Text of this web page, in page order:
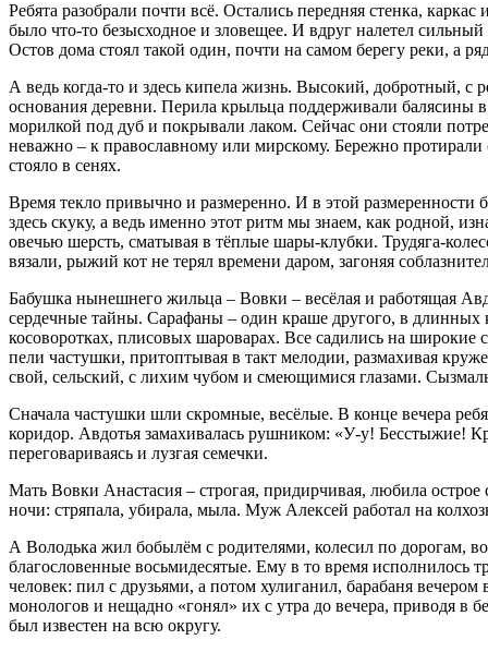
Ребята разобрали почти всё. Остались передняя стенка,
было что-то безысходное и зловещее. И вдруг налетел сильный
Остов дома стоял такой один, почти на самом берегу реки, а
А ведь когда-то и здесь кипела жизнь. Высокий, добротный,
основания деревни. Перила крыльца поддерживали балясины
морилкой под дуб и покрывали лаком. Сейчас они стояли
неважно – к православному или мирскому. Бережно
стояло в сенях.
Время текло привычно и размеренно. И в этой размеренности
здесь скуку, а ведь именно этот ритм мы знаем, как родной,
овечью шерсть, сматывая в тёплые шары-клубки. Трудяга-
вязали, рыжий кот не терял времени даром, загоняя
Бабушка нынешнего жильца – Вовки – весёлая и работящая
сердечные тайны. Сарафаны – один краше другого, в
косоворотках, плисовых шароварах. Все садились на
пели частушки, притоптывая в такт мелодии, размахивая
свой, сельский, с лихим чубом и смеющимися глазами.
Сначала частушки шли скромные, весёлые. В конце вечера
коридор. Авдотья замахивалась рушником: «У-у! Бесстыжие!
переговариваясь и лузгая семечки.
Мать Вовки Анастасия – строгая, придирчивая, любила
ночи: стряпала, убирала, мыла. Муж Алексей работал на
А Володька жил бобылём с родителями, колесил по дорогам,
благословенные восьмидесятые. Ему в то время исполнилось
человек: пил с друзьями, а потом хулиганил, барабаня
монологов и нещадно «гонял» их с утра до вечера, приводя в
был известен на всю округу.